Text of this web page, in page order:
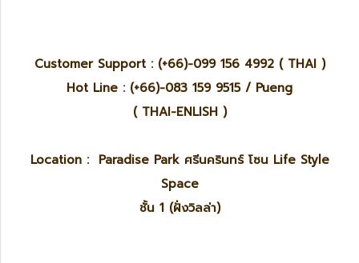
Customer Support : (+66)-099 156 4992 ( THAI )
Hot Line : (+66)-083 159 9515 / Pueng
( THAI-ENLISH )
Location : Paradise Park ศรีนครินทร์ โซน Life Style
Space
ชั้น 1 (ฝั่งวิลล่า)